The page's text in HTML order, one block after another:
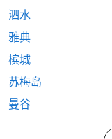
泗水
雅典
槟城
苏梅岛
曼谷